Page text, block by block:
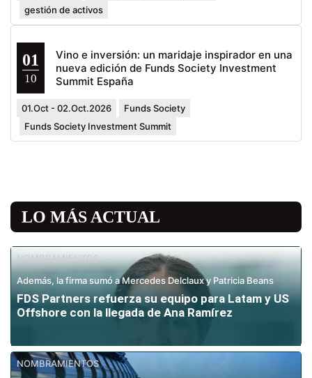
gestión de activos
01
10
Vino e inversión: un maridaje inspirador en una
nueva edición de Funds Society Investment
Summit España
01.Oct - 02.Oct.2026
Funds Society
Funds Society Investment Summit
LO MÁS ACTUAL
NOMBRAMIENTOS
Además, la firma sumó a Mercedes Delclaux y Patricia Beans
FDS Partners refuerza su equipo para Latam y US
Offshore con la llegada de Ana Ramírez
NOMBRAMIENTOS